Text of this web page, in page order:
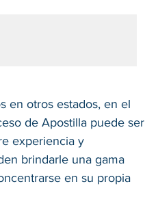
en otros estados, en el
de Apostilla puede ser
experiencia y
brindarle una gama
en su propia